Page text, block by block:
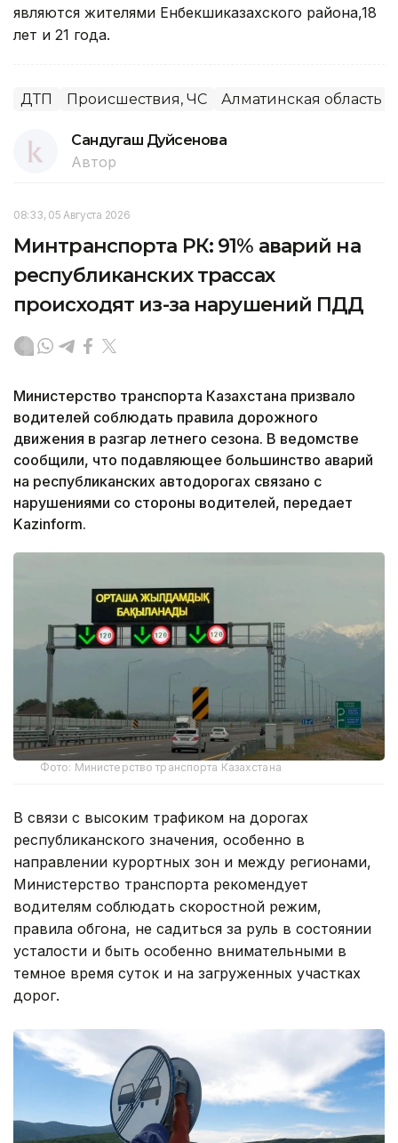
являются жителями Енбекшиказахского района,18
лет и 21 года.
ДТП Происшествия, ЧС Алматинская область
Сандугаш Дуйсенова
Автор
08:33, 05 Августа 2026
Минтранспорта РК: 91% аварий на
республиканских трассах
происходят из-за нарушений ПДД
Министерство транспорта Казахстана призвало
водителей соблюдать правила дорожного
движения в разгар летнего сезона. В ведомстве
сообщили, что подавляющее большинство аварий
на республиканских автодорогах связано с
нарушениями со стороны водителей, передает
Kazinform.
Фото: Министерство транспорта Казахстана
В связи с высоким трафиком на дорогах
республиканского значения, особенно в
направлении курортных зон и между регионами,
Министерство транспорта рекомендует
водителям соблюдать скоростной режим,
правила обгона, не садиться за руль в состоянии
усталости и быть особенно внимательными в
темное время суток и на загруженных участках
дорог.